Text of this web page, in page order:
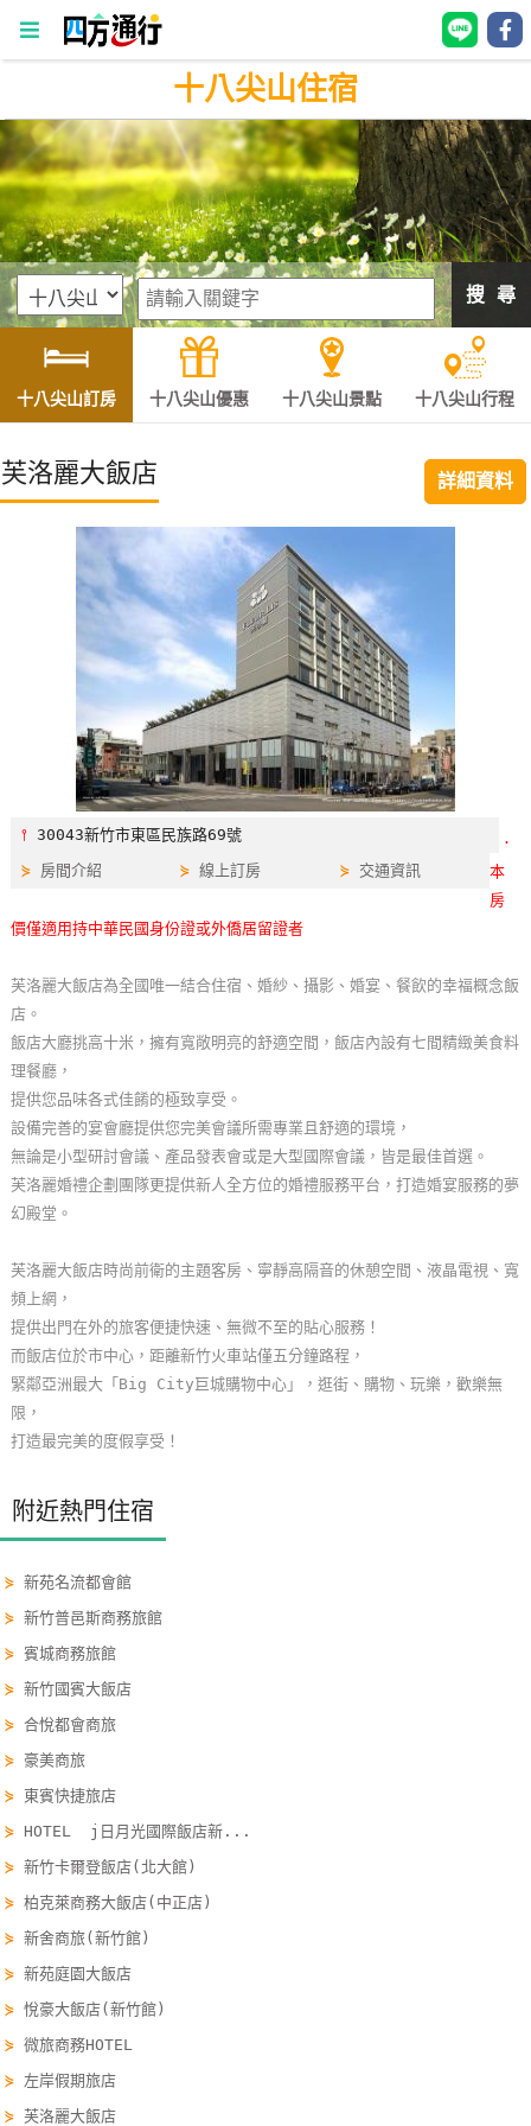
四
方
通
行
訂
房
灣
訂
房
直接跟飯店訂房HOT
紅
你
玩
玩
樂
地
圖
客
服
務
顧
滿
度
訂
單
管
理
會
員
客
聯
絡
單
十八尖山住宿
搜 尋
十八尖山訂房 十八尖山優惠 十八尖山景點 十八尖山行程
芙洛麗大飯店 詳細資料
⫯30043新竹市東區民族路69號
⋟ 房間介紹 ⋟線上訂房 ⋟ 交通資訊
．
本
房
價僅適用持中華民國身份證或外僑居留證者
芙洛麗大飯店為全國唯一結合住宿、婚紗、攝影、婚宴、餐飲的幸福概念飯
店。
飯店大廳挑高十米，擁有寬敞明亮的舒適空間，飯店內設有七間精緻美食料
理餐廳，
提供您品味各式佳餚的極致享受。
設備完善的宴會廳提供您完美會議所需專業且舒適的環境，
無論是小型研討會議、產品發表會或是大型國際會議，皆是最佳首選。
芙洛麗婚禮企劃團隊更提供新人全方位的婚禮服務平台，打造婚宴服務的夢
幻殿堂。
芙洛麗大飯店時尚前衛的主題客房、寧靜高隔音的休憩空間、液晶電視、寬
頻上網，
提供出門在外的旅客便捷快速、無微不至的貼心服務！
而飯店位於市中心，距離新竹火車站僅五分鐘路程，
緊鄰亞洲最大「Big City巨城購物中心」，逛街、購物、玩樂，歡樂無
限，
打造最完美的度假享受！
附近熱門住宿
⋟新苑名流都會館
⋟新竹普邑斯商務旅館
⋟賓城商務旅館
⋟新竹國賓大飯店
⋟合悅都會商旅
⋟豪美商旅
⋟ 東賓快捷旅店
⋟ HOTEL j日月光國際飯店新...
⋟新竹卡爾登飯店(北大館)
⋟柏克萊商務大飯店(中正店)
⋟新舍商旅(新竹館)
⋟新苑庭園大飯店
⋟悅豪大飯店(新竹館)
⋟微旅商務HOTEL
⋟ 左岸假期旅店
⋟芙洛麗大飯店